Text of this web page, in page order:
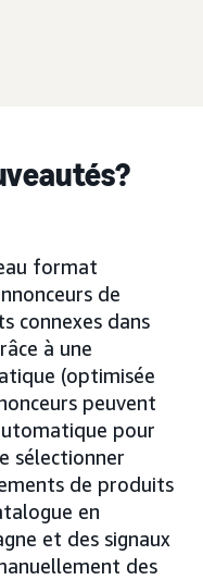
format
de
connexes dans
à une
(optimisée
peuvent
pour
sélectionner
de produits
en
et des signaux
des